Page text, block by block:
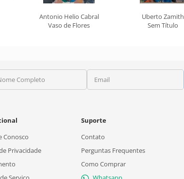
Antonio Helio Cabral
Vaso de Flores
Uberto Zamith
Sem Título
Completo Email
Conosco
Privacidade
Suporte
Contato
Perguntas Frequentes
Como Comprar